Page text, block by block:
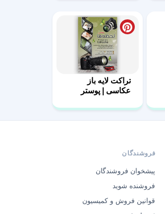
تراکت لایه باز
عکاسی | پوستر
فروشندگان
پیشخوان فروشندگان
فروشنده شوید
قوانین فروش و کمیسیون